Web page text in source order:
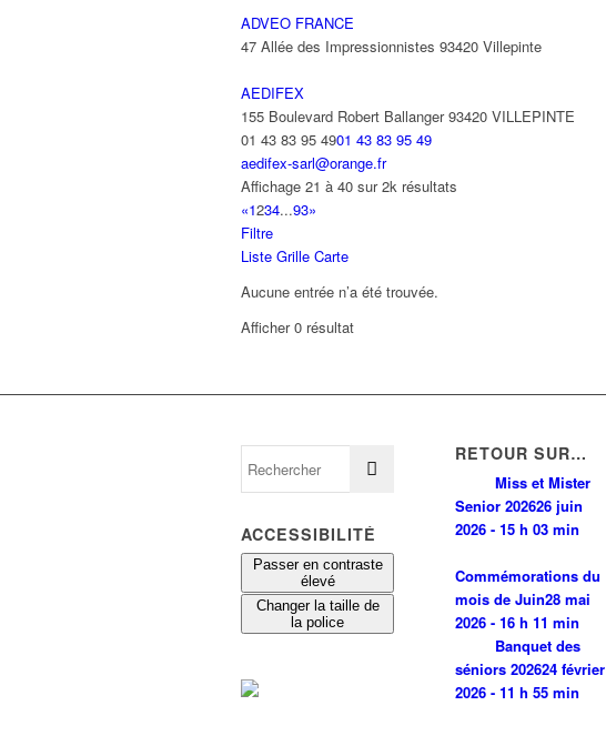
ADVEO FRANCE
47 Allée des Impressionnistes 93420 Villepinte
AEDIFEX
155 Boulevard Robert Ballanger 93420 VILLEPINTE
01 43 83 95 4901 43 83 95 49
aedifex-sarl@orange.fr
Affichage 21 à 40 sur 2k résultats
«1234...93»
Filtre
Liste Grille Carte
Aucune entrée n’a été trouvée.
Afficher 0 résultat
ACCESSIBILITÉ
Passer en contraste
élevé
Changer la taille de
la police
RETOUR SUR…
Miss et Mister
Senior 202626 juin
2026 - 15 h 03 min
Commémorations du
mois de Juin28 mai
2026 - 16 h 11 min
Banquet des
séniors 202624 février
2026 - 11 h 55 min